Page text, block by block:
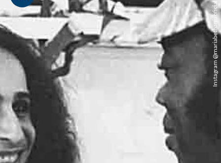
Instagram @mariabethaniaoficial